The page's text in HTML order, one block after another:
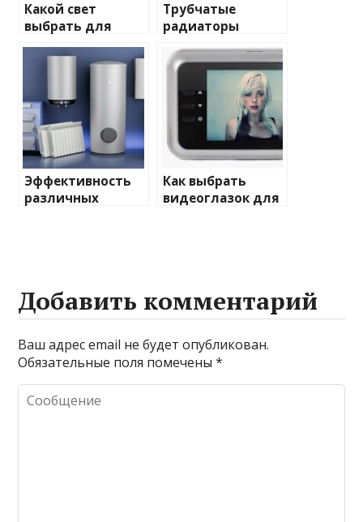
Какой свет
выбрать для
домашнего
освещения
Трубчатые
радиаторы
отопления: виды
и характеристики
Эффективность
различных
Как выбрать
видеоглазок для
Добавить комментарий
Ваш адрес email не будет опубликован.
Обязательные поля помечены*